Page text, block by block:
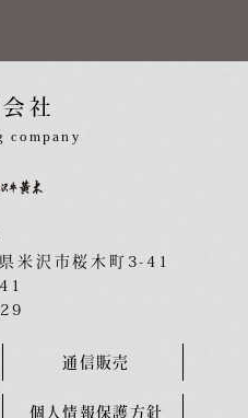
社
company
米沢市桜木町3-41
通信販売
個人情報保護方針